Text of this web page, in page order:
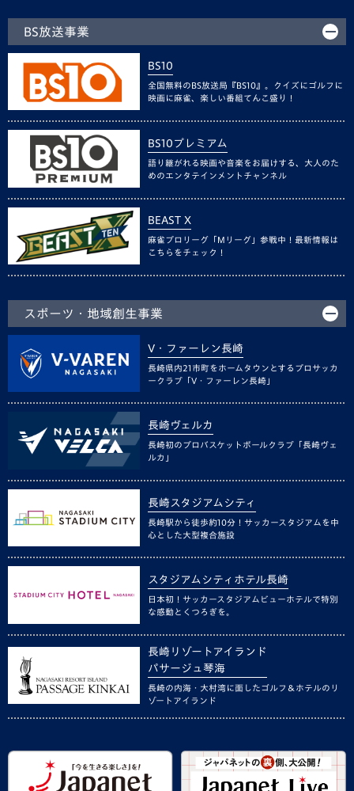
BS放送事業
BS10
全国無料のBS放送局『BS10』。クイズにゴルフに
映画に麻雀、楽しい番組てんこ盛り！
BS10プレミアム
語り継がれる映画や音楽をお届けする、大人のた
めのエンタテインメントチャンネル
BEAST X
麻雀プロリーグ「Mリーグ」参戦中！最新情報は
こちらをチェック！
スポーツ・地域創生事業
V・ファーレン長崎
長崎県内21市町をホームタウンとするプロサッカ
ークラブ「V・ファーレン長崎」
長崎ヴェルカ
長崎初のプロバスケットボールクラブ「長崎ヴェ
ルカ」
長崎スタジアムシティ
長崎駅から徒歩約10分！サッカースタジアムを中
心とした大型複合施設
スタジアムシティホテル長崎
日本初！サッカースタジアムビューホテルで特別
な感動とくつろぎを。
長崎リゾートアイランド
パサージュ琴海
長崎の内海・大村湾に面したゴルフ＆ホテルのリ
ゾートアイランド